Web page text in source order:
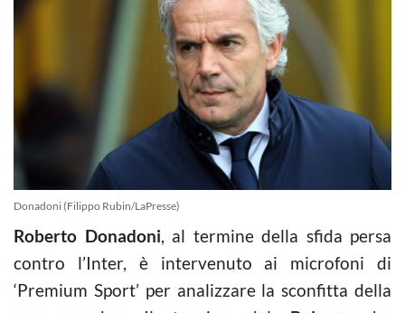
Donadoni (Filippo Rubin/LaPresse)
Roberto Donadoni, al termine della sfida persa
contro l’Inter, è intervenuto ai microfoni di
‘Premium Sport’ per analizzare la sconfitta della